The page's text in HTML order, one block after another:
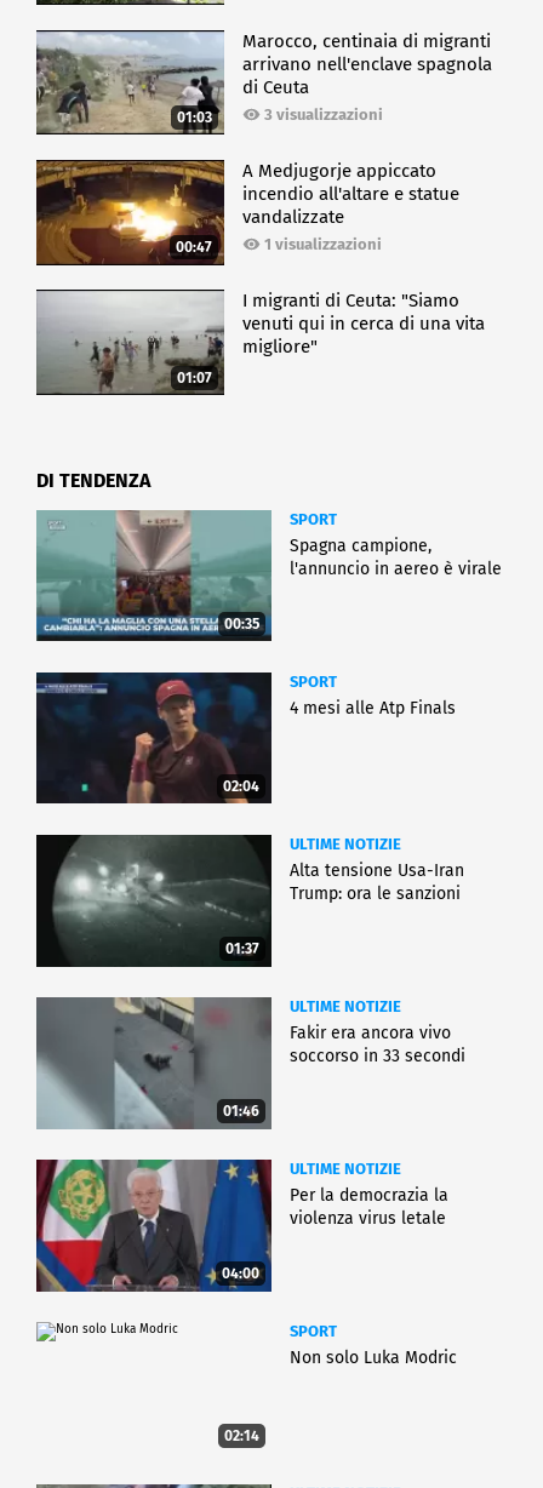
01:03
Marocco, centinaia di migranti
arrivano nell'enclave spagnola
di Ceuta
3 visualizzazioni
00:47
A Medjugorje appiccato
incendio all'altare e statue
vandalizzate
1 visualizzazioni
01:07
I migranti di Ceuta: "Siamo
venuti qui in cerca di una vita
migliore"
DI TENDENZA
00:35
SPORT
Spagna campione,
l'annuncio in aereo è virale
02:04
SPORT
4 mesi alle Atp Finals
01:37
ULTIME NOTIZIE
Alta tensione Usa-Iran
Trump: ora le sanzioni
01:46
ULTIME NOTIZIE
Fakir era ancora vivo
soccorso in 33 secondi
04:00
ULTIME NOTIZIE
Per la democrazia la
violenza virus letale
02:14
SPORT
Non solo Luka Modric